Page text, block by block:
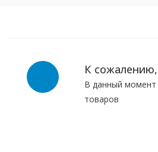
К
В данный момент
товаров